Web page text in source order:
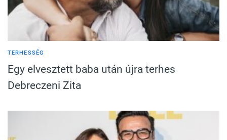
TERHESSÉG
Egy elvesztett baba után újra terhes
Debreczeni Zita